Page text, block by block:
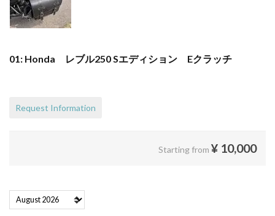
01: Honda レブル250 Sエディション Eクラッチ
Request Information
Starting from ¥ 10,000